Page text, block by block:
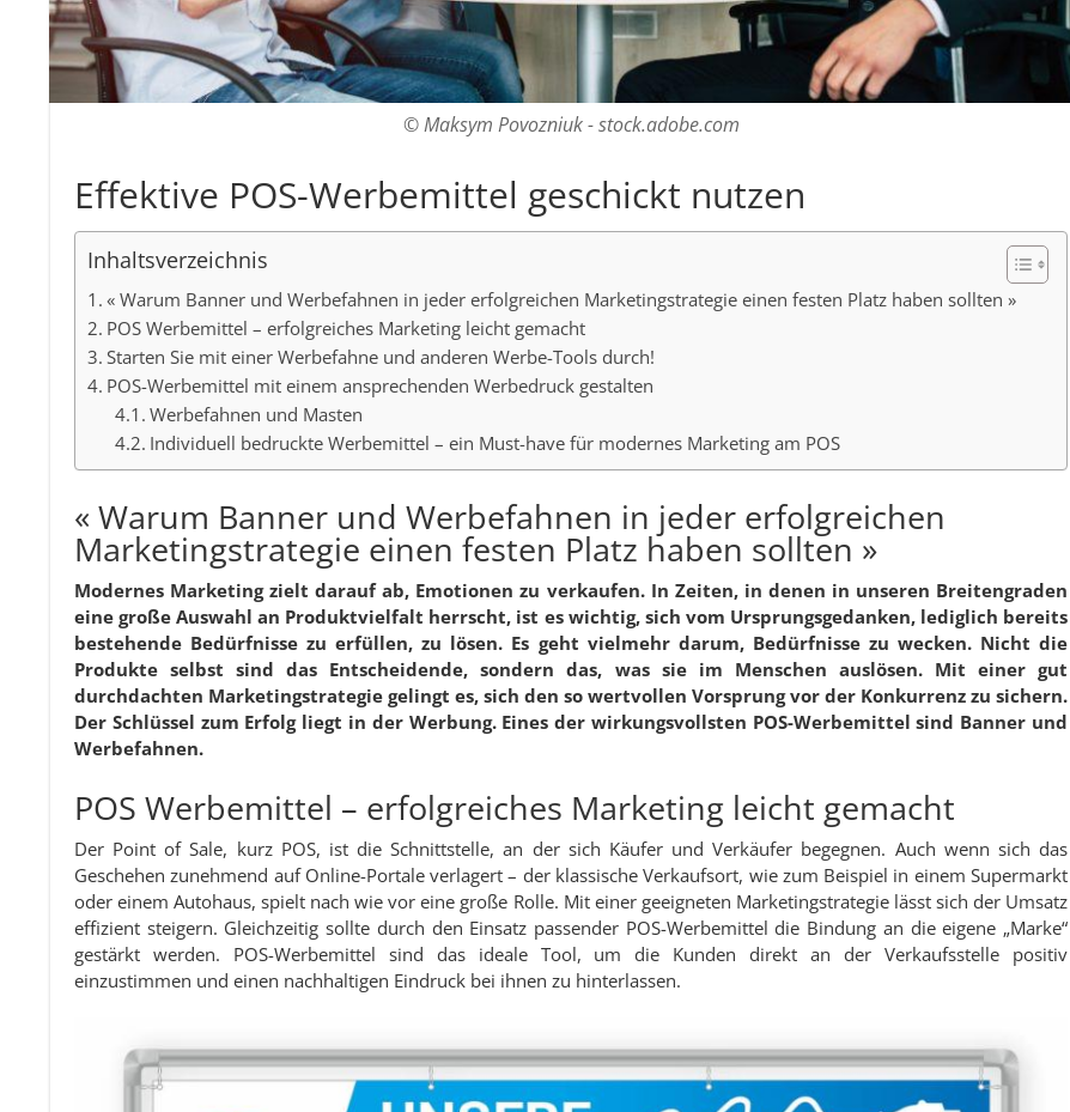
© Maksym Povozniuk - stock.adobe.com
Effektive POS-Werbemittel geschickt nutzen
Inhaltsverzeichnis
« Warum Banner und Werbefahnen in jeder erfolgreichen Marketingstrategie einen festen Platz haben sollten »
POS Werbemittel – erfolgreiches Marketing leicht gemacht
Starten Sie mit einer Werbefahne und anderen Werbe-Tools durch!
POS-Werbemittel mit einem ansprechenden Werbedruck gestalten
Werbefahnen und Masten
Individuell bedruckte Werbemittel – ein Must-have für modernes Marketing am POS
« Warum Banner und Werbefahnen in jeder erfolgreichen
Marketingstrategie einen festen Platz haben sollten »
Modernes Marketing zielt darauf ab, Emotionen zu verkaufen. In Zeiten, in denen in unseren Breitengraden
eine große Auswahl an Produktvielfalt herrscht, ist es wichtig, sich vom Ursprungsgedanken, lediglich bereits
bestehende Bedürfnisse zu erfüllen, zu lösen. Es geht vielmehr darum, Bedürfnisse zu wecken. Nicht die
Produkte selbst sind das Entscheidende, sondern das, was sie im Menschen auslösen. Mit einer gut
durchdachten Marketingstrategie gelingt es, sich den so wertvollen Vorsprung vor der Konkurrenz zu sichern.
Der Schlüssel zum Erfolg liegt in der Werbung. Eines der wirkungsvollsten POS-Werbemittel sind Banner und
Werbefahnen.
POS Werbemittel – erfolgreiches Marketing leicht gemacht
Der Point of Sale, kurz POS, ist die Schnittstelle, an der sich Käufer und Verkäufer begegnen. Auch wenn sich das
Geschehen zunehmend auf Online-Portale verlagert – der klassische Verkaufsort, wie zum Beispiel in einem Supermarkt
oder einem Autohaus, spielt nach wie vor eine große Rolle. Mit einer geeigneten Marketingstrategie lässt sich der Umsatz
effizient steigern. Gleichzeitig sollte durch den Einsatz passender POS-Werbemittel die Bindung an die eigene „Marke“
gestärkt werden. POS-Werbemittel sind das ideale Tool, um die Kunden direkt an der Verkaufsstelle positiv
einzustimmen und einen nachhaltigen Eindruck bei ihnen zu hinterlassen.